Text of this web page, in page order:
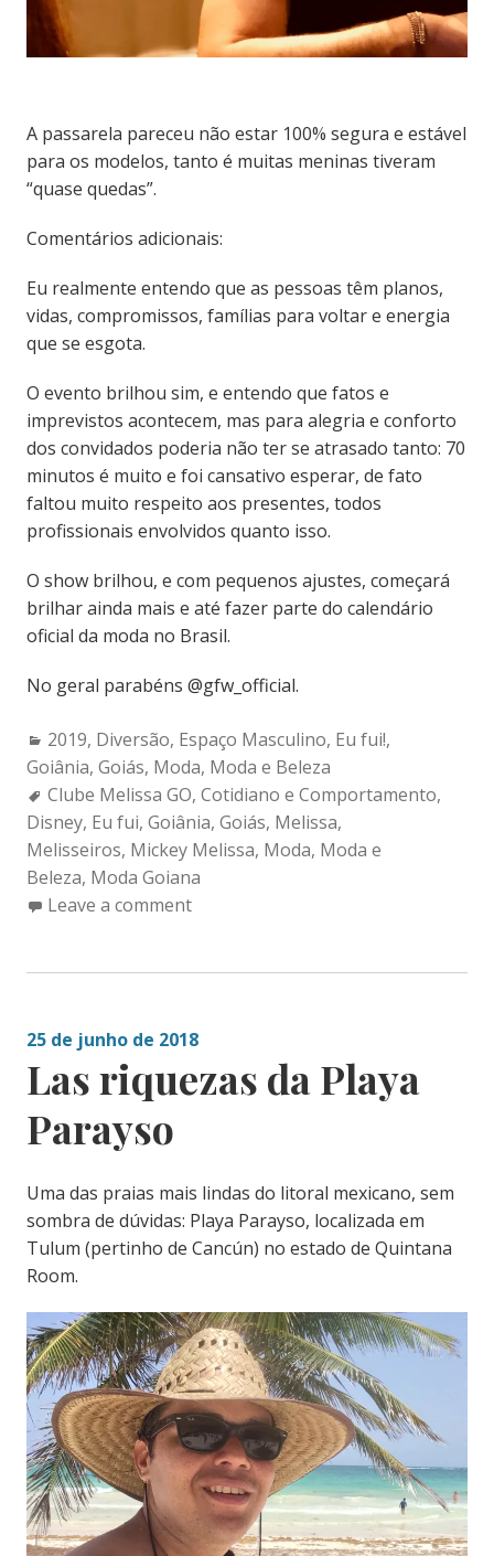
A passarela pareceu não estar 100% segura e estável
para os modelos, tanto é muitas meninas tiveram
“quase quedas”.
Comentários adicionais:
Eu realmente entendo que as pessoas têm planos,
vidas, compromissos, famílias para voltar e energia
que se esgota.
O evento brilhou sim, e entendo que fatos e
imprevistos acontecem, mas para alegria e conforto
dos convidados poderia não ter se atrasado tanto: 70
minutos é muito e foi cansativo esperar, de fato
faltou muito respeito aos presentes, todos
profissionais envolvidos quanto isso.
O show brilhou, e com pequenos ajustes, começará
brilhar ainda mais e até fazer parte do calendário
oficial da moda no Brasil.
No geral parabéns @gfw_official.
Categories:
2019, Diversão, Espaço Masculino, Eu fui!,
Goiânia, Goiás, Moda, Moda e Beleza
Tags:
Clube Melissa GO, Cotidiano e Comportamento,
Disney, Eu fui, Goiânia, Goiás, Melissa,
Melisseiros, Mickey Melissa, Moda, Moda e
Beleza, Moda Goiana
Leave a comment
25 de junho de 2018
Las riquezas da Playa
Parayso
Uma das praias mais lindas do litoral mexicano, sem
sombra de dúvidas: Playa Parayso, localizada em
Tulum (pertinho de Cancún) no estado de Quintana
Room.